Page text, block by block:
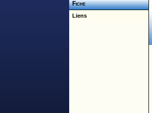
Fiche
Liens